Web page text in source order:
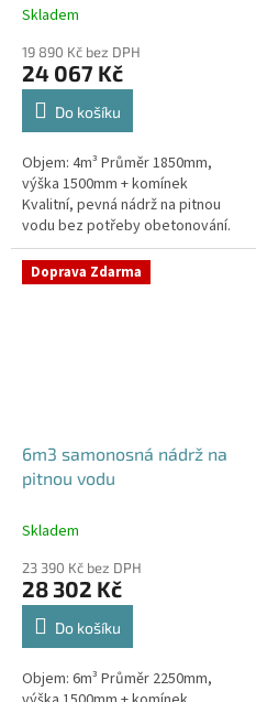
Skladem
19 890 Kč bez DPH
24 067 Kč
Do košíku
Objem: 4m³ Průměr 1850mm,
výška 1500mm + komínek
Kvalitní, pevná nádrž na pitnou
vodu bez potřeby obetonování.
Průměr a umístění všech
prostupů pro potrubí a hadice
specifikujte...
Doprava Zdarma
6m3 samonosná nádrž na
pitnou vodu
Skladem
23 390 Kč bez DPH
28 302 Kč
Do košíku
Objem: 6m³ Průměr 2250mm,